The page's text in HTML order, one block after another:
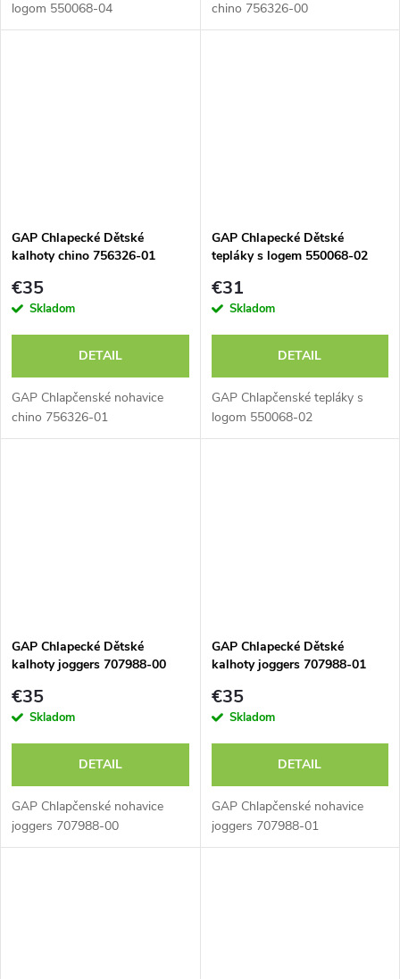
logom 550068-04 chino 756326-00
GAP Chlapecké Dětské
kalhoty chino 756326-01
€35
Skladom
DETAIL
GAP Chlapčenské nohavice
chino 756326-01
GAP Chlapecké Dětské
tepláky s logem 550068-02
€31
Skladom
DETAIL
GAP Chlapčenské tepláky s
logom 550068-02
GAP Chlapecké Dětské
kalhoty joggers 707988-00
€35
Skladom
DETAIL
GAP Chlapčenské nohavice
joggers 707988-00
GAP Chlapecké Dětské
kalhoty joggers 707988-01
€35
Skladom
DETAIL
GAP Chlapčenské nohavice
joggers 707988-01